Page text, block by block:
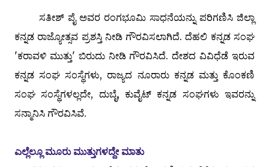
ಸತೀಶ್ ಪೈ ಅವರ ರಂಗಭೂಮಿ ಸಾಧನೆಯನ್ನು ಪರಿಗಣಿಸಿ ಜಿಲ್ಲಾ
ಕನ್ನಡ ರಾಜ್ಯೋತ್ಸವ ಪ್ರಶಸ್ತಿ ನೀಡಿ ಗೌರವಿಸಲಾಗಿದೆ. ದೆಹಲಿ ಕನ್ನಡ ಸಂಘ
'ಕರಾವಳಿ ಮುತ್ತು' ಬಿರುದು ನೀಡಿ ಗೌರವಿಸಿದೆ. ದೇಶದ ವಿವಿಧೆಡೆ ಇರುವ
ಕನ್ನಡ ಸಂಘ ಸಂಸ್ಥೆಗಳು, ರಾಜ್ಯದ ನೂರಾರು ಕನ್ನಡ ಮತ್ತು ಕೊಂಕಣಿ
ಸಂಘ ಸಂಸ್ಥೆಗಳಲ್ಲದೇ, ದುಬೈ, ಕುವೈಟ್ ಕನ್ನಡ ಸಂಘಗಳು ಇವರನ್ನು
ಸನ್ಮಾನಿಸಿ ಗೌರವಿಸಿವೆ.
ಎಲ್ಲೆಲ್ಲೂ ಮೂರು ಮುತ್ತುಗಳದ್ದೇ ಮಾತು